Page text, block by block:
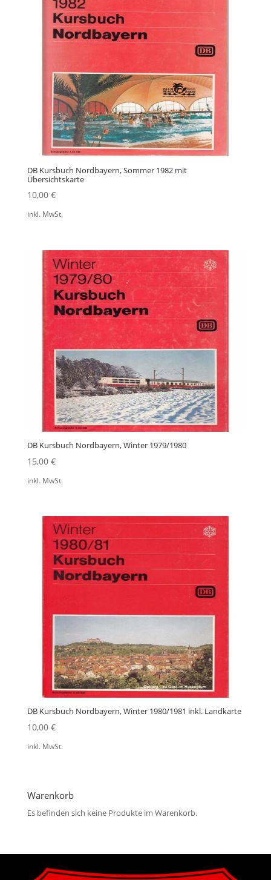
DB Kursbuch Nordbayern, Sommer 1982 mit
Übersichtskarte
10,00 €
inkl. MwSt.
DB Kursbuch Nordbayern, Winter 1979/1980
15,00 €
inkl. MwSt.
DB Kursbuch Nordbayern, Winter 1980/1981 inkl. Landkarte
10,00 €
inkl. MwSt.
Warenkorb
Es befinden sich keine Produkte im Warenkorb.